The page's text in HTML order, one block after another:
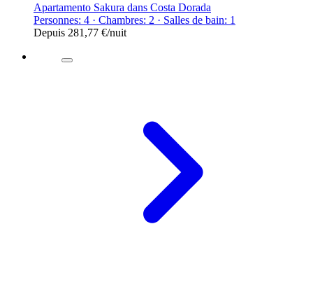
Apartamento Sakura dans Costa Dorada
Personnes: 4 · Chambres: 2 · Salles de bain: 1
Depuis 281,77 €/nuit